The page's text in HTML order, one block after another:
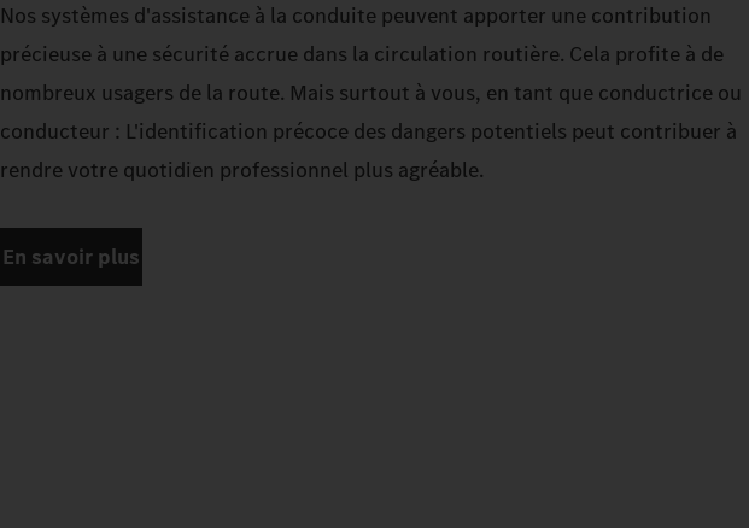
Nos systèmes d'assistance à la conduite peuvent apporter une contribution
précieuse à une sécurité accrue dans la circulation routière. Cela profite à de
nombreux usagers de la route. Mais surtout à vous, en tant que conductrice ou
conducteur : L'identification précoce des dangers potentiels peut contribuer à
rendre votre quotidien professionnel plus agréable.
En savoir plus